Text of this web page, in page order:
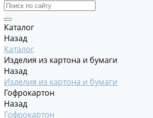
Каталог
Назад
Каталог
Изделия из картона и бумаги
Назад
Изделия из картона и бумаги
Гофрокартон
Назад
Гофрокартон